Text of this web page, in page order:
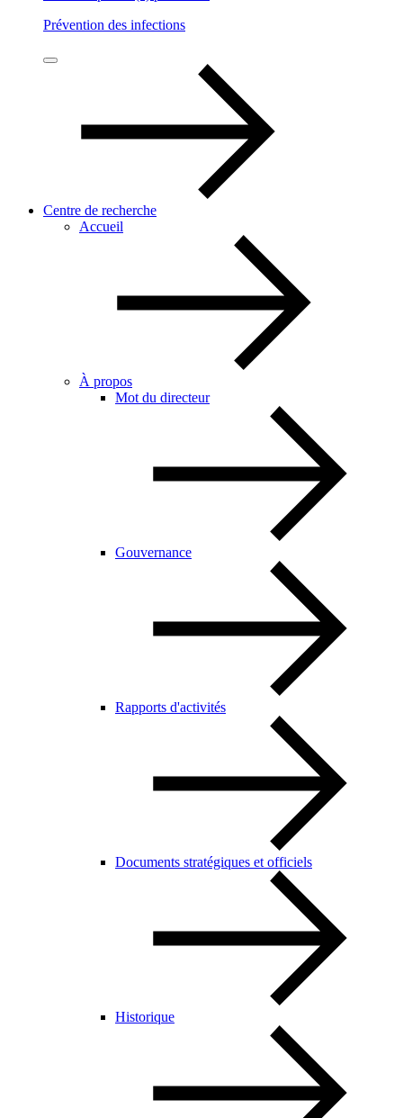
Prévention des infections
Centre de recherche
Accueil
À propos
Mot du directeur
Gouvernance
Rapports d'activités
Documents stratégiques et officiels
Historique